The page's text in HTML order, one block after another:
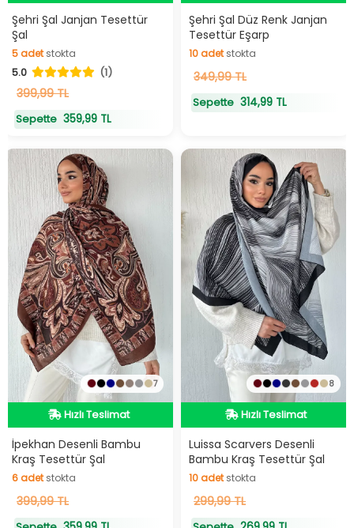
Hızlı Teslimat
Şehri Şal Janjan Tesettür
Şal
5adetstokta
5adetstokta
5.0 (1)
399,99 TL
Sepette 359,99 TL
Hızlı Teslimat
Şehri Şal Düz Renk Janjan
Tesettür Eşarp
10adetstokta
10adetstokta
349,99 TL
Sepette 314,99 TL
7
Hızlı Teslimat
Hızlı Teslimat
İpekhan Desenli Bambu
Kraş Tesettür Şal
6adetstokta
6adetstokta
399,99 TL
8
Hızlı Teslimat
Hızlı Teslimat
Luissa Scarvers Desenli
Bambu Kraş Tesettür Şal
10adetstokta
10adetstokta
299,99 TL